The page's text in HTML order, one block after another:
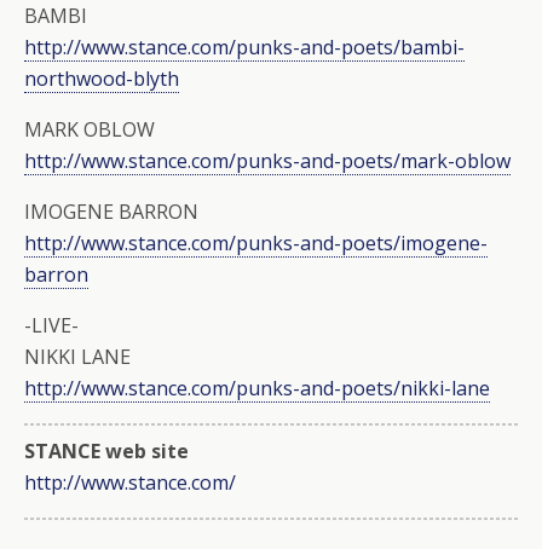
BAMBI
http://www.stance.com/punks-and-poets/bambi-
northwood-blyth
MARK OBLOW
http://www.stance.com/punks-and-poets/mark-oblow
IMOGENE BARRON
http://www.stance.com/punks-and-poets/imogene-
barron
-LIVE-
NIKKI LANE
http://www.stance.com/punks-and-poets/nikki-lane
STANCE web site
http://www.stance.com/